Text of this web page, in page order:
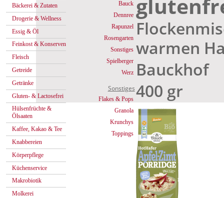
Bäckerei & Zutaten
Drogerie & Wellness
Essig & Öl
Feinkost & Konserven
Fleisch
Getreide
Getränke
Gluten- & Lactosefrei
Hülsenfrüchte &
Ölsaaten
Kaffee, Kakao & Tee
Knabbereien
Körperpflege
Küchenservice
Makrobiotik
Molkerei
Bauck
Dennree
Rapunzel
Rosengarten
Sonstiges
Spielberger
Werz
Sonstiges
Flakes & Pops
Granola
Krunchys
Toppings
warmen
Bauckhof
400 gr